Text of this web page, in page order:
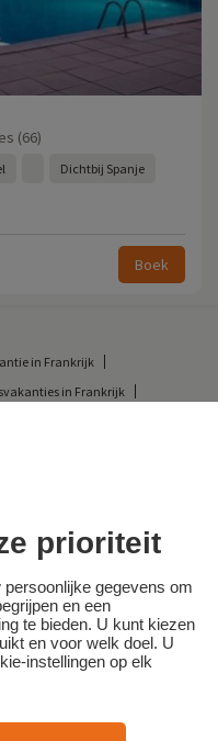
(66)
Dichtbij Spanje
Boek
in Frankrijk
in Frankrijk
© 2026 Familytrip
FAQ Blog
Réalisé par Sooyoos
prioriteit
gegevens om
en een
te bieden. U kunt kiezen
en voor welk doel. U
instellingen op elk